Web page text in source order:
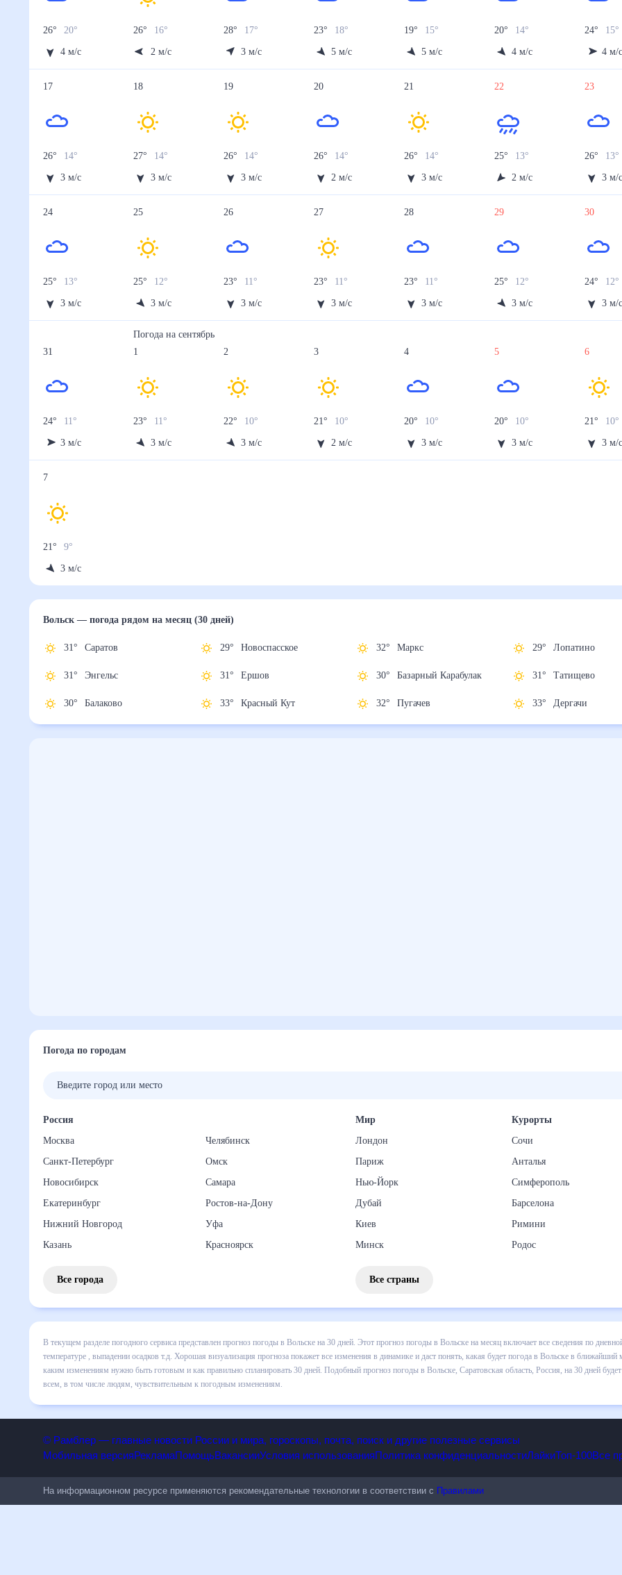
26° 20
4 м/с
26° 16°
2 м/с
28° 17°
3 м/с
23° 18°
5 м/с
19° 15°
5 м/с
20° 14°
4 м/с
24° 15°
4 м/
17
26° 14°
3 м/с
18
27° 14°
3 м/с
19
26° 14°
3 м/с
20
26° 14°
2 м/с
21
26° 14°
3 м/с
22
25° 13°
2 м/с
23
26° 13°
3 м/
24
25° 13°
3 м/с
25
25° 12°
3 м/с
26
23° 11°
3 м/с
27
23° 11°
3 м/с
28
23° 11°
3 м/с
29
25° 12°
3 м/с
30
24° 12°
3 м/
31
24° 11°
3 м/с
Погода насентябрь
1
23° 11°
3 м/с
2
22° 10°
3 м/с
3
21° 10°
2 м/с
4
20° 10°
3 м/с
5
20° 10°
3 м/с
6
21° 10°
3 м/
7
21° 9°
3 м/с
Вольск— погода рядомна месяц (30 дней)
31° Саратов
31° Энгельс
30° Балаково
29° Новоспасское
31° Ершов
33° Красный Кут
32° Маркс
30°
Базарный
29° Лопатино
31° Татищево
33° Дергачи
Россия
Москва
Санкт-Петербург
Новосибирск
Екатеринбург
Нижний Новгород
Челябинск
Омск
Самара
Ростов-на-Дону
Уфа
Мир
Лондон
Париж
Нью-Йорк
Дубай
Киев
Курорты
Сочи
Анталья
Симферополь
Барселона
Римини
В текущем разделе погодного сервиса представлен прогноз погоды в Вольске на 30 дней. Этот прогноз погоды в Вольске на
включает все сведения по дневной температуре , выпадении осадков т.д. Хорошая визуализация прогноза покажет все
динамике и даст понять, какая будет погода в Вольске в ближайший месяц, к каким изменениям нужно быть готовым и как